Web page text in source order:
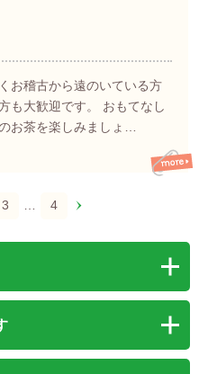
お稽古から遠のいている方
も大歓迎です。 おもてなし
お茶を楽しみましょ…
3 … 4